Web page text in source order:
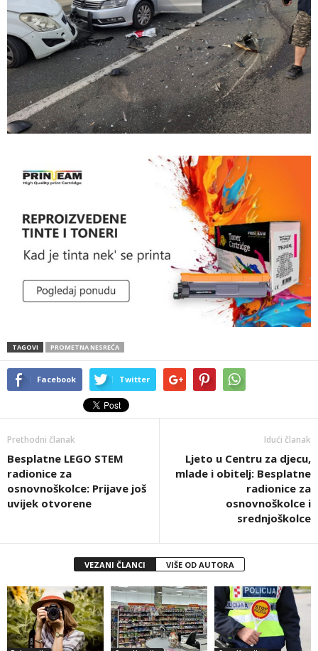
TAGOVI PROMETNA NESREĆA
Facebook Twitter
Prethodni članak
Besplatne LEGO STEM
radionice za
osnovnoškolce: Prijave još
uvijek otvorene
Idući članak
Ljeto u Centru za djecu,
mlade i obitelj: Besplatne
radionice za
osnovnoškolce i
srednjoškolce
VEZANI ČLANCI VIŠE OD AUTORA